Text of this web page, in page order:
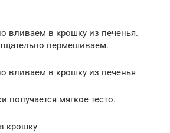
вливаем в крошку из печенья.
пермешиваем.
вливаем в крошку из печенья
получается мягкое тесто.
крошку